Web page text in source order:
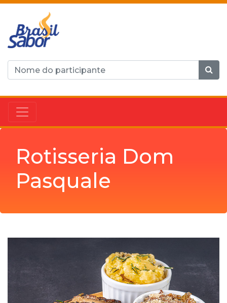
Rotisseria Dom
Pasquale